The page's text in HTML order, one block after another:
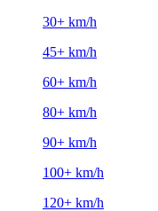
30+ km/h
45+ km/h
60+ km/h
80+ km/h
90+ km/h
100+ km/h
120+ km/h